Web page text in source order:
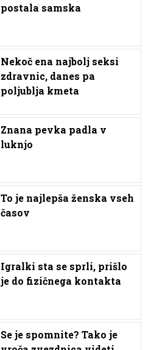
postala samska
Nekoč ena najbolj seksi
zdravnic, danes pa
poljublja kmeta
Znana pevka padla v
luknjo
To je najlepša ženska vseh
časov
Igralki sta se sprli, prišlo
je do fizičnega kontakta
Se je spomnite? Tako je